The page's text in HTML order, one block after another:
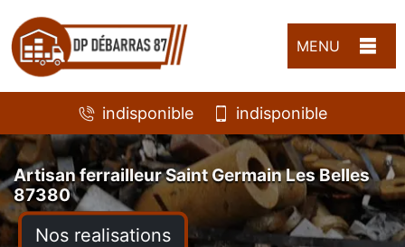
MENU
indisponible indisponible
Artisan ferrailleur Saint Germain Les Belles
87380
Nos realisations